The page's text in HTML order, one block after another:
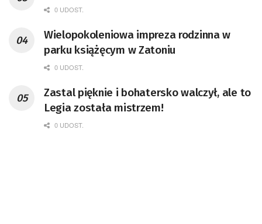
0 UDOST.
Wielopokoleniowa impreza rodzinna w
parku książęcym w Zatoniu
0 UDOST.
Zastal pięknie i bohatersko walczył, ale to
Legia została mistrzem!
0 UDOST.